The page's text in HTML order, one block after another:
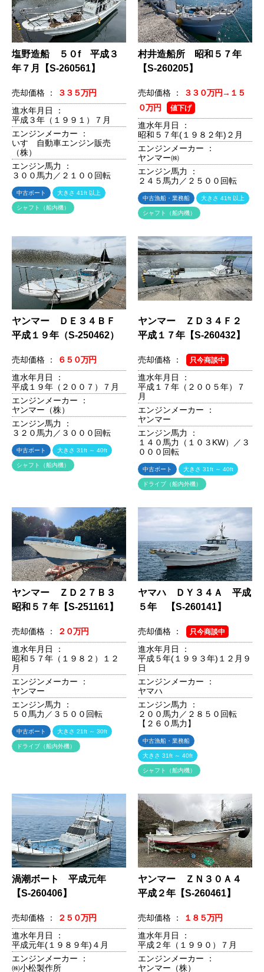
塩野造船 ５０f 平成３
年７月【S-260561】
売却価格 ：
３３５万円
進水年月日 ：
平成３年（１９９１）７月
エンジンメーカー ：
いすゞ自動車エンジン販売
（株）
エンジン馬力 ：
３００馬力／２１００回転
中古ボート 大きさ 41ft 以上
シャフト（船内機）
村井造船所 昭和５７年
【S-260205】
売却価格 ：
３３０万円→１５
０万円
値下げ
進水年月日 ：
昭和５７年(１９８２年)２月
エンジンメーカー ：
ヤンマー㈱
エンジン馬力 ：
２４５馬力／２５００回転
中古漁船・業務船 大きさ 41ft 以上
シャフト（船内機）
ヤンマー ＤＥ３４ＢＦ
平成１９年（S-250462）
売却価格 ：
６５０万円
進水年月日 ：
平成１９年（２００７）７月
エンジンメーカー ：
ヤンマー（株）
エンジン馬力 ：
３２０馬力／３０００回転
中古ボート 大きさ 31ft ～ 40ft
シャフト（船内機）
ヤンマー ＺＤ３４Ｆ２
平成１７年【S-260432】
売却価格 ： 只今商談中
進水年月日 ：
平成１７年（２００５年）７
月
エンジンメーカー ：
ヤンマー
エンジン馬力 ：
１４０馬力（１０３KW）／３
０００回転
中古ボート 大きさ 31ft ～ 40ft
ドライブ（船内外機）
ヤンマー ＺＤ２７Ｂ３
昭和５７年【S-251161】
売却価格 ：
２０万円
進水年月日 ：
昭和５７年（１９８２）１２
月
エンジンメーカー ：
ヤンマー
エンジン馬力 ：
５０馬力／３５００回転
中古ボート 大きさ 21ft ～ 30ft
ドライブ（船内外機）
ヤマハ ＤＹ３４Ａ 平成
５年 【S-260141】
売却価格 ： 只今商談中
進水年月日 ：
平成５年(１９９３年)１２月９
日
エンジンメーカー ：
ヤマハ
エンジン馬力 ：
２００馬力／２８５０回転
【２６０馬力】
中古漁船・業務船
大きさ 31ft ～ 40ft
シャフト（船内機）
渦潮ボート 平成元年
【S-260406】
売却価格 ：
２５０万円
進水年月日 ：
平成元年(１９８９年)４月
エンジンメーカー ：
㈱小松製作所
ヤンマー ＺＮ３０Ａ４
平成２年【S-260461】
売却価格 ：
１８５万円
進水年月日 ：
平成２年（１９９０）７月
エンジンメーカー ：
ヤンマー（株）